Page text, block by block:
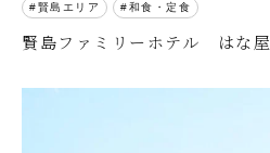
賢島エリア 和食・定食
賢島ファミリーホテル はな屋